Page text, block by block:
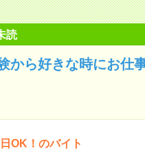
読
ら好きな時にお仕
OK！のバイト